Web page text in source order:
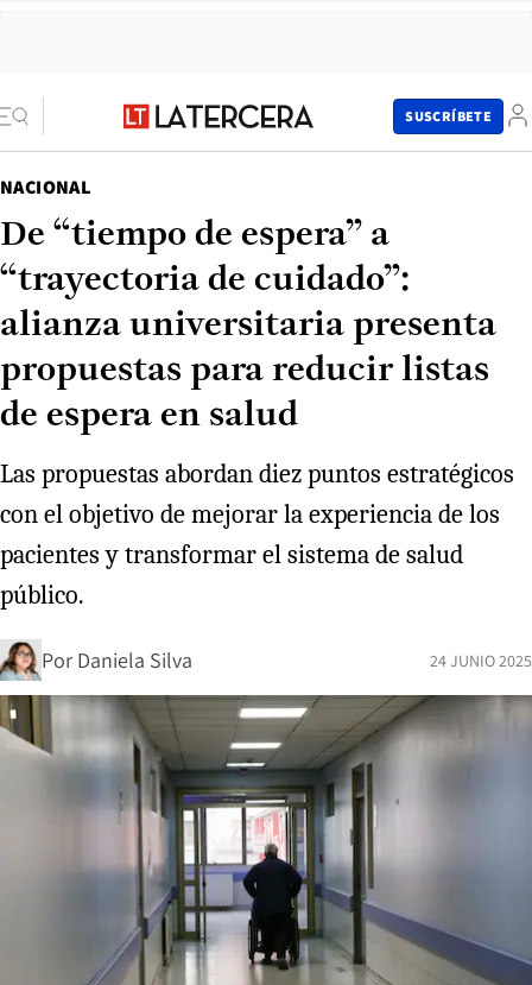
SUSCRÍBETE
NACIONAL
De “tiempo de espera” a
“trayectoria de cuidado”:
alianza universitaria presenta
propuestas para reducir listas
de espera en salud
Las propuestas abordan diez puntos estratégicos
con el objetivo de mejorar la experiencia de los
pacientes y transformar el sistema de salud
público.
Por Daniela Silva 24 JUNIO 2025